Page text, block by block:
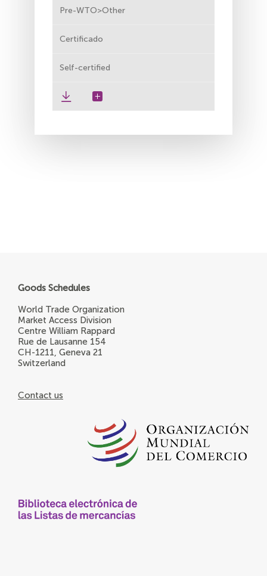
Pre-WTO>Other
Certificado
Self-certified
Goods Schedules
World Trade Organization
Market Access Division
Centre William Rappard
Rue de Lausanne 154
CH-1211, Geneva 21
Switzerland
Contact us